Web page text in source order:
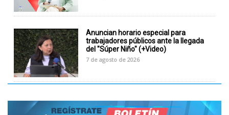
Anuncian horario especial para
trabajadores públicos ante la llegada
del "Súper Niño" (+Video)
7 de agosto de 2026